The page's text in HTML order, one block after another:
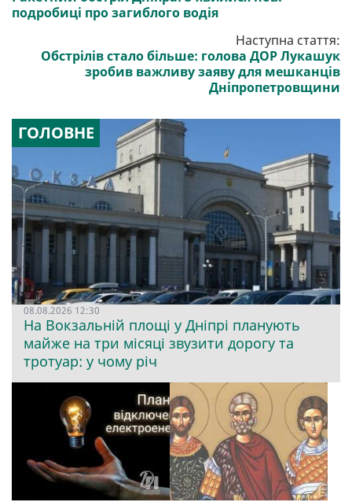
подробиці про загиблого водія
Наступна стаття:
Обстрілів стало більше: голова ДОР Лукашук
зробив важливу заяву для мешканців
Дніпропетровщини
ГОЛОВНЕ
08.08.2026 12:30
На Вокзальній площі у Дніпрі планують
майже на три місяці звузити дорогу та
тротуар: у чому річ